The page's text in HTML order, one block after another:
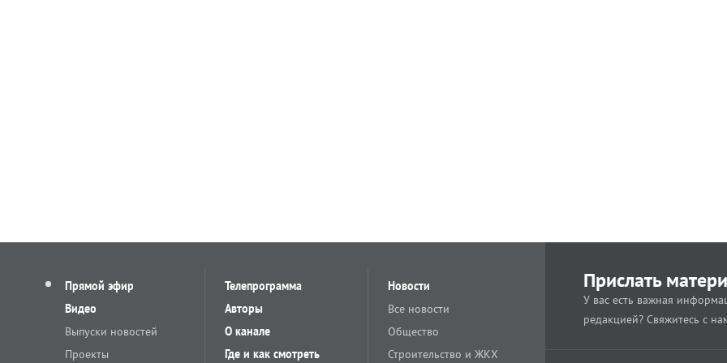
Прямой эфир
Видео
Выпуски новостей
Проекты
Телепрограмма
Авторы
О канале
Где и как смотреть
Новости
Все новости
Общество
Строительство и ЖКХ
Прислать
У вас есть важная
редакцией? Свяжитесь с